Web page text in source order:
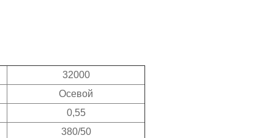
32000
Осевой
0,55
380/50